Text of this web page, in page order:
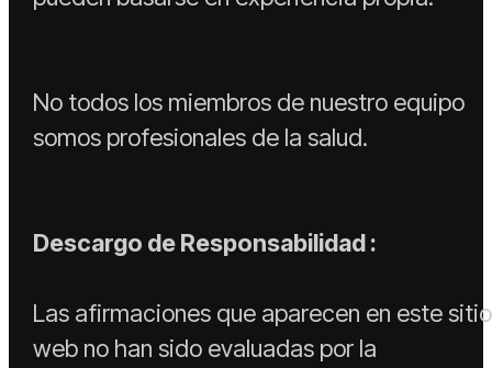
No todos los miembros de nuestro equipo
somos profesionales de la salud.
Descargo de Responsabilidad :
Las afirmaciones que aparecen en este sitio
web no han sido evaluadas por la